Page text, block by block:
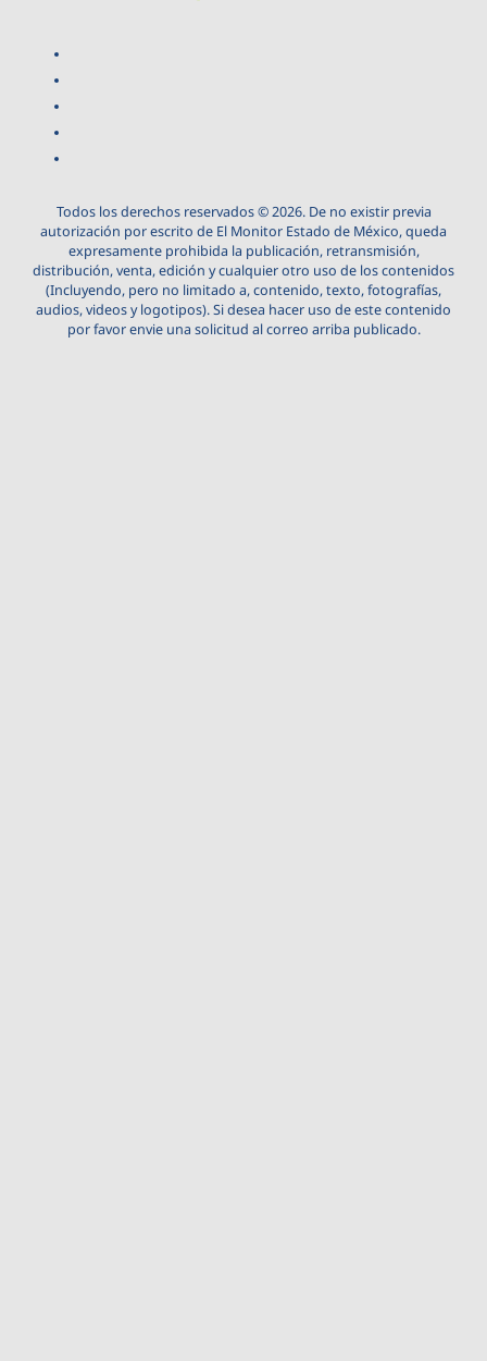
Todos los derechos reservados © 2026. De no existir previa
autorización por escrito de El Monitor Estado de México, queda
expresamente prohibida la publicación, retransmisión,
distribución, venta, edición y cualquier otro uso de los contenidos
(Incluyendo, pero no limitado a, contenido, texto, fotografías,
audios, videos y logotipos). Si desea hacer uso de este contenido
por favor envie una solicitud al correo arriba publicado.